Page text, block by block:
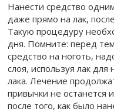
Нанести средство
даже прямо на лак,
Такую процедуру
дня. Помните: перед
средство на ноготь,
слоя, используя лак
лака. Лечение
привычки не останется
после того, как было